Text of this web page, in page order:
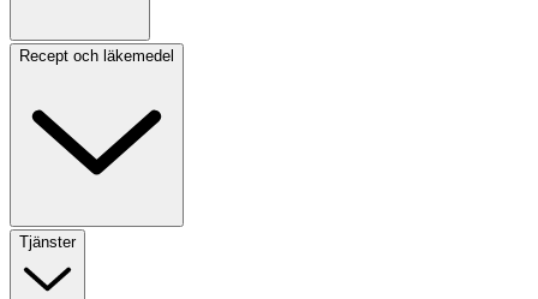
Recept och läkemedel
Tjänster